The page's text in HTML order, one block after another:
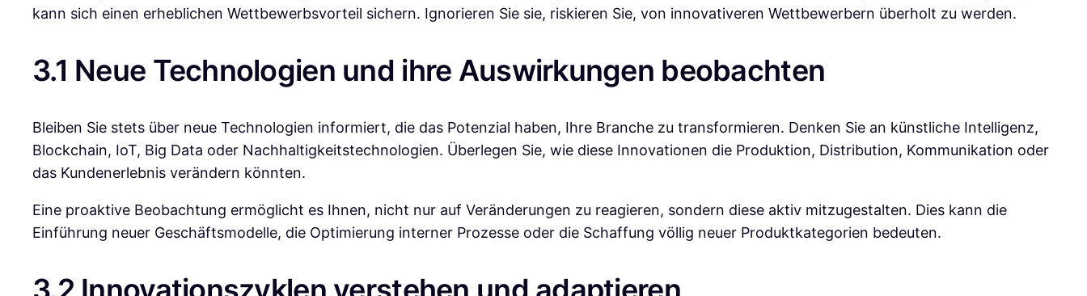
kann sich einen erheblichen Wettbewerbsvorteil sichern. Ignorieren Sie sie, riskieren Sie, von innovativeren Wettbewerbern überholt zu werden.
3.1 Neue Technologien und ihre Auswirkungen beobachten
Bleiben Sie stets über neue Technologien informiert, die das Potenzial haben, Ihre Branche zu transformieren. Denken Sie an künstliche Intelligenz,
Blockchain, IoT, Big Data oder Nachhaltigkeitstechnologien. Überlegen Sie, wie diese Innovationen die Produktion, Distribution, Kommunikation oder
das Kundenerlebnis verändern könnten.
Eine proaktive Beobachtung ermöglicht es Ihnen, nicht nur auf Veränderungen zu reagieren, sondern diese aktiv mitzugestalten. Dies kann die
Einführung neuer Geschäftsmodelle, die Optimierung interner Prozesse oder die Schaffung völlig neuer Produktkategorien bedeuten.